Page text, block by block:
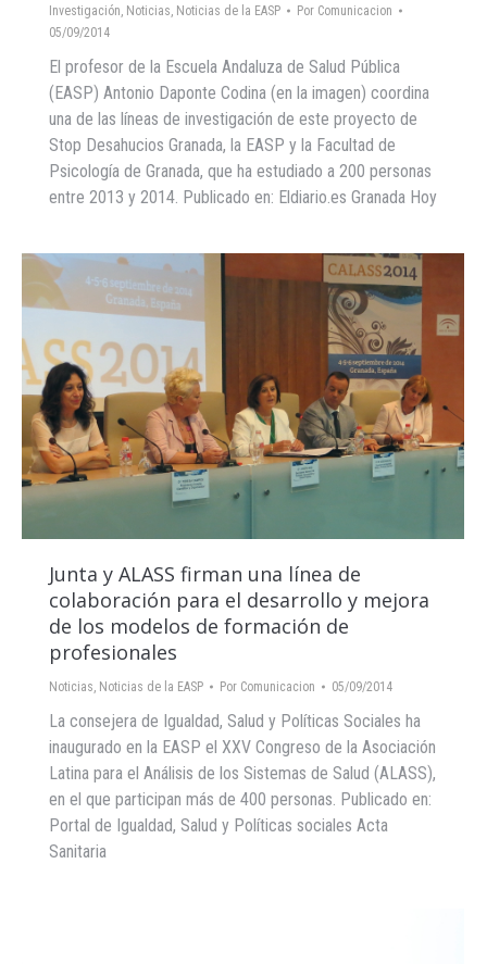
Investigación Noticias Noticias de la EASP Por Comunicacion
05/09/2014
El profesor de la Escuela Andaluza de Salud Pública
(EASP) Antonio Daponte Codina (en la imagen) coordina
una de las líneas de investigación de este proyecto de
Stop Desahucios Granada, la EASP y la Facultad de
Psicología de Granada, que ha estudiado a 200 personas
entre 2013 y 2014. Publicado en: Eldiario.es Granada Hoy
Junta y ALASS firman una línea de
colaboración para el desarrollo y mejora
de los modelos de formación de
profesionales
Noticias Noticias de la EASP Por Comunicacion 05/09/2014
La consejera de Igualdad, Salud y Políticas Sociales ha
inaugurado en la EASP el XXV Congreso de la Asociación
Latina para el Análisis de los Sistemas de Salud (ALASS),
en el que participan más de 400 personas. Publicado en:
Portal de Igualdad, Salud y Políticas sociales Acta
Sanitaria